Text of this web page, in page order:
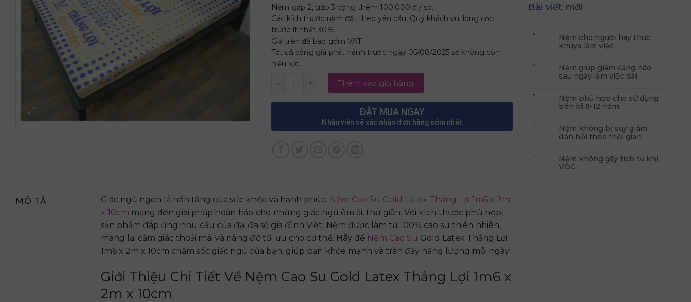
Bài viết mới
Nệm cho người hay thức
khuya làm việc
Nệm giúp giảm căng não
sau ngày làm việc dài
Nệm phù hợp cho sử dụng
bền bỉ 8-12 năm
Nệm không bị suy giảm
đàn hồi theo thời gian
Nệm không gây tích tụ khí
VOC
Nệm gấp 2, gấp 3 cộng thêm 100.000 đ / sp.
Các kích thước nệm đặt theo yêu cầu, Quý khách vui lòng cọc
trước ít nhất 30%.
Giá trên đã bao gồm VAT.
Tất cả bảng giá phát hành trước ngày 05/08/2025 sẽ không còn
hiệu lực.
Nệm Cao Su Gold Latex Thắng Lợi 1m6 x 2m x 10cm số lượng
Thêm vào giỏ hàng
ĐẶT MUA NGAY
Nhân viên sẽ xác nhận đơn hàng sớm nhất
MÔ TẢ Giấc ngủ ngon là nền tảng của sức khỏe và hạnh phúc. Nệm Cao Su Gold Latex Thắng Lợi 1m6 x 2m
x 10cm mang đến giải pháp hoàn hảo cho những giấc ngủ êm ái, thư giãn. Với kích thước phù hợp,
sản phẩm đáp ứng nhu cầu của đại đa số gia đình Việt. Nệm được làm từ 100% cao su thiên nhiên,
mang lại cảm giác thoải mái và nâng đỡ tối ưu cho cơ thể. Hãy để Nệm Cao Su Gold Latex Thắng Lợi
1m6 x 2m x 10cm chăm sóc giấc ngủ của bạn, giúp bạn khỏe mạnh và tràn đầy năng lượng mỗi ngày.
Giới Thiệu Chi Tiết Về Nệm Cao Su Gold Latex Thắng Lợi 1m6 x
2m x 10cm